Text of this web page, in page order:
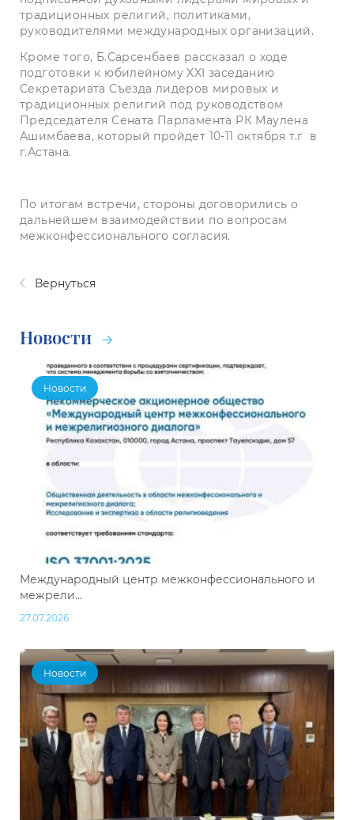
традиционных религий, политиками,
руководителями международных организаций.
Кроме того, Б.Сарсенбаев рассказал о ходе
подготовки к юбилейному XXI заседанию
Секретариата Съезда лидеров мировых и
традиционных религий под руководством
Председателя Сената Парламента РК Маулена
Ашимбаева, который пройдет 10-11 октября т.г в
г.Астана.
По итогам встречи, стороны договорились о
дальнейшем взаимодействии по вопросам
межконфессионального согласия.
Вернуться
Новости
Новости
Международный центр межконфессионального и
межрели...
27.07.2026
Новости